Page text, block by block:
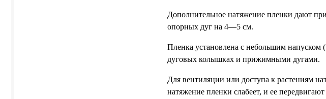
Дополнительное натяжение пленки дают
опорных дуг на 4—5 см.
Пленка установлена с небольшим напуском
дуговых колышках и прижимными дугами.
Для вентиляции или доступа к растениям
натяжение пленки слабеет, и ее